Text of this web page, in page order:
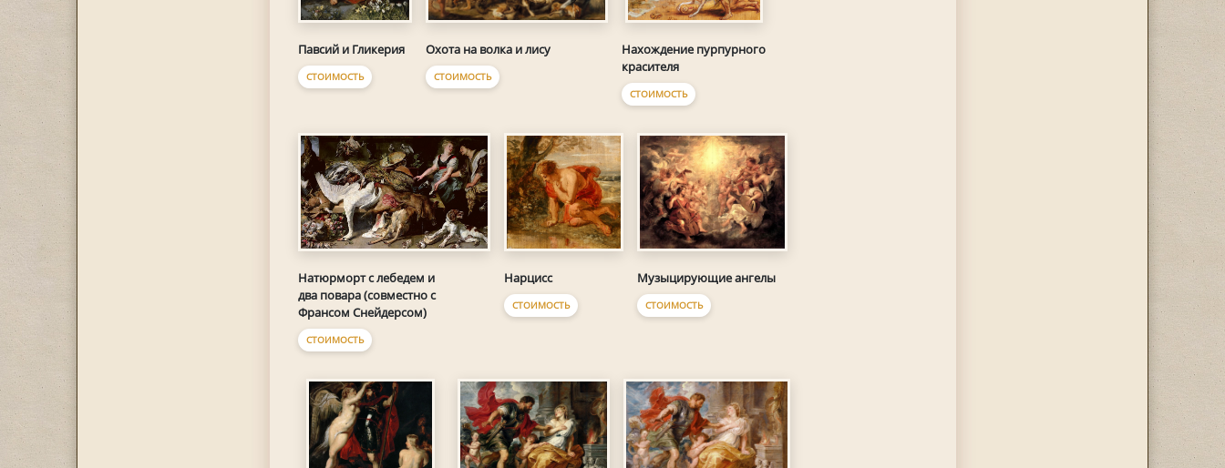
Павсий и Гликерия
СТОИМОСТЬ
Охота на волка и лису
СТОИМОСТЬ
Нахождение пурпурного
красителя
СТОИМОСТЬ
Натюрморт с лебедем и
два повара (совместно с
Франсом Снейдерсом)
СТОИМОСТЬ
Нарцисс
СТОИМОСТЬ
Музыцирующие ангелы
СТОИМОСТЬ